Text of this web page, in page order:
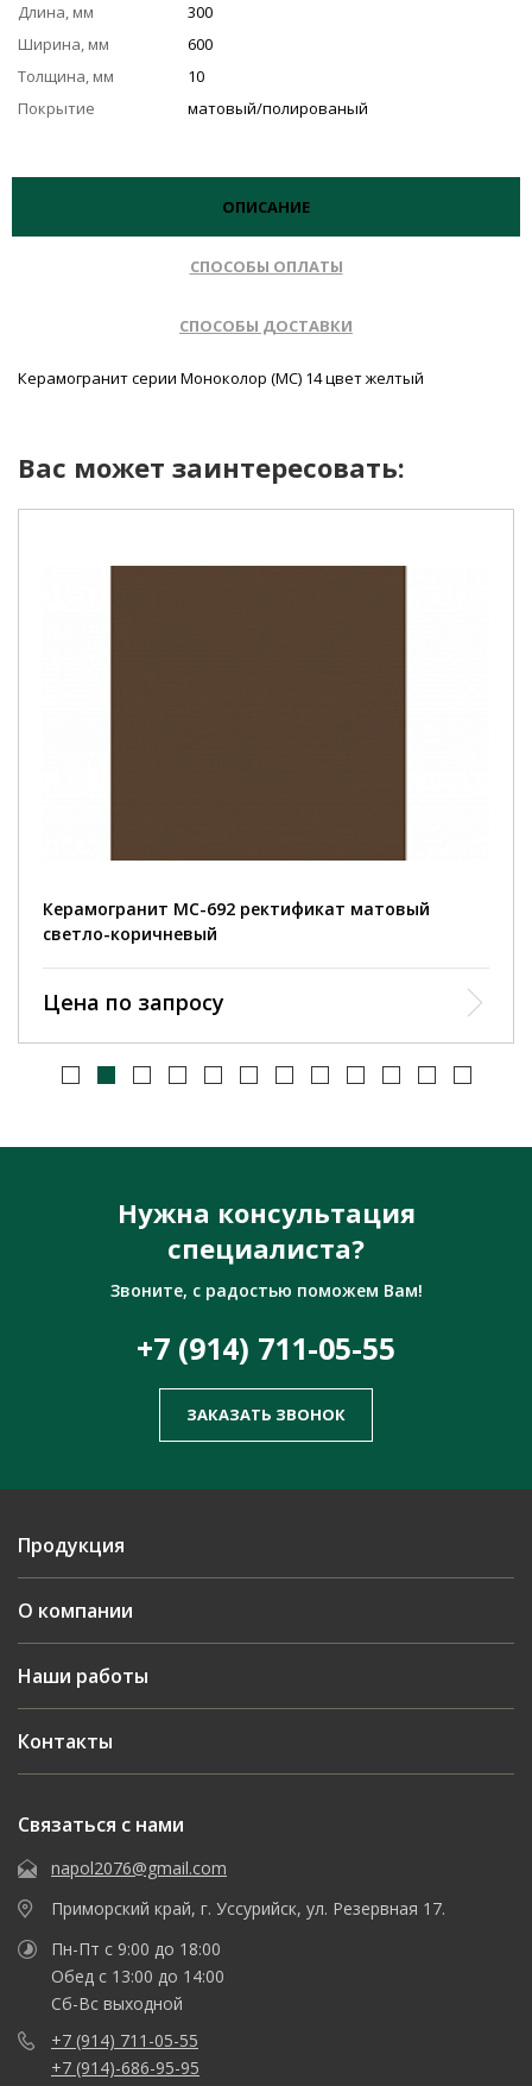
Длина, мм
300
Ширина, мм
600
Толщина, мм
10
Покрытие
матовый/полированый
ОПИСАНИЕ
СПОСОБЫ ОПЛАТЫ
СПОСОБЫ ДОСТАВКИ
Керамогранит серии Моноколор (MC) 14 цвет желтый
Вас может заинтересовать:
Керамогранит MC-692 ректификат матовый
светло-коричневый
Цена по запросу
Нужна консультация
специалиста?
Звоните, с радостью поможем Вам!
+7 (914) 711-05-55
ЗАКАЗАТЬ ЗВОНОК
Продукция
О компании
Наши работы
Контакты
Связаться с нами
napol2076@gmail.com
Приморский край, г. Уссурийск, ул. Резервная 17.
Пн-Пт с 9:00 до 18:00
Обед с 13:00 до 14:00
Сб-Вс выходной
+7 (914) 711-05-55
+7 (914)-686-95-95